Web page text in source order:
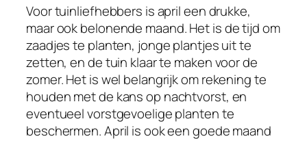
Voor tuinliefhebbers is april een drukke,
maar ook belonende maand. Het is de tijd om
zaadjes te planten, jonge plantjes uit te
zetten, en de tuin klaar te maken voor de
zomer. Het is wel belangrijk om rekening te
houden met de kans op nachtvorst, en
eventueel vorstgevoelige planten te
beschermen. April is ook een goede maand